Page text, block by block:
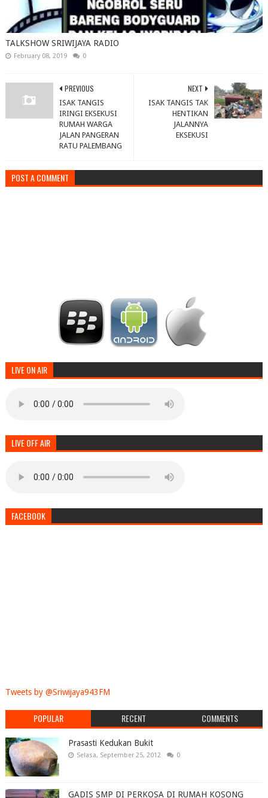
TALKSHOW SRIWIJAYA RADIO
February 08, 2019 0
NEXT
ISAK TANGIS TAK
HENTIKAN
JALANNYA
EKSEKUSI
PREVIOUS
ISAK TANGIS
IRINGI EKSEKUSI
RUMAH WARGA
JALAN PANGERAN
RATU PALEMBANG
POST A COMMENT
LIVE ON AIR
LIVE OFF AIR
FACEBOOK
Tweets by @Sriwijaya943FM
POPULAR RECENT COMMENTS
Prasasti Kedukan Bukit
Selasa, September 25, 2012 0
GADIS SMP DI PERKOSA DI RUMAH KOSONG